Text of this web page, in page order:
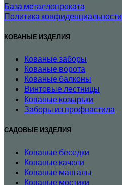
База металлопроката
Политика конфиденциальности
КОВАНЫЕ ИЗДЕЛИЯ
Кованые заборы
Кованые ворота
Кованые балконы
Винтовые лестницы
Кованые козырьки
Заборы из профнастила
САДОВЫЕ ИЗДЕЛИЯ
Кованые беседки
Кованые качели
Кованые мангалы
Кованые мостики